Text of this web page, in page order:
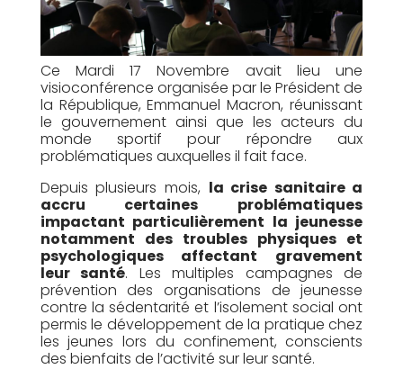
Ce Mardi 17 Novembre avait lieu une
visioconférence organisée par le Président de
la République, Emmanuel Macron, réunissant
le gouvernement ainsi que les acteurs du
monde sportif pour répondre aux
problématiques auxquelles il fait face.
Depuis plusieurs mois, la crise sanitaire a
accru certaines problématiques
impactant particulièrement la jeunesse
notamment des troubles physiques et
psychologiques affectant gravement
leur santé. Les multiples campagnes de
prévention des organisations de jeunesse
contre la sédentarité et l’isolement social ont
permis le développement de la pratique chez
les jeunes lors du confinement, conscients
des bienfaits de l’activité sur leur santé.